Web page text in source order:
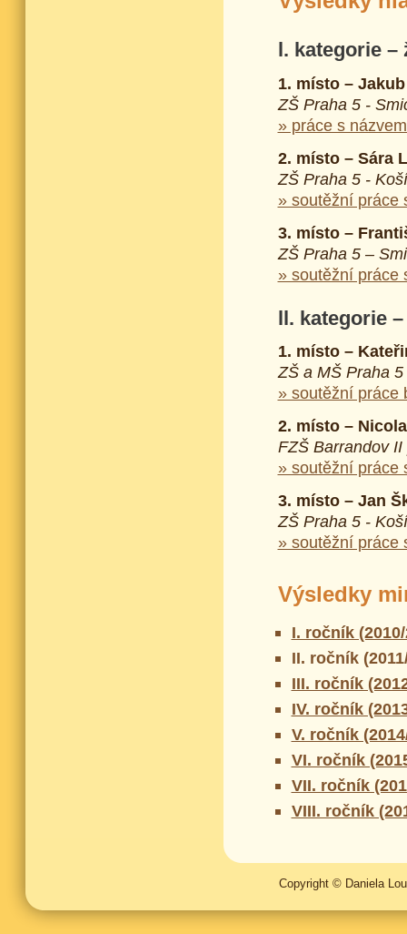
l. kategorie –
1. místo –
ZŠ Praha 5 -
» práce s
2. místo – Sára
ZŠ Praha 5 -
» soutěžní práce
3. místo –
ZŠ Praha 5 –
» soutěžní práce
ll. kategorie
1. místo –
ZŠ a MŠ Praha
» soutěžní práce
2. místo –
FZŠ Barrandov
» soutěžní práce
3. místo – Jan
ZŠ Praha 5 -
» soutěžní práce
Výsledky
I. ročník (2010/
II. ročník
III. ročník
IV. ročník
V. ročník
VI. ročník
VII. ročník
VIII. ročník
Copyright © Daniela